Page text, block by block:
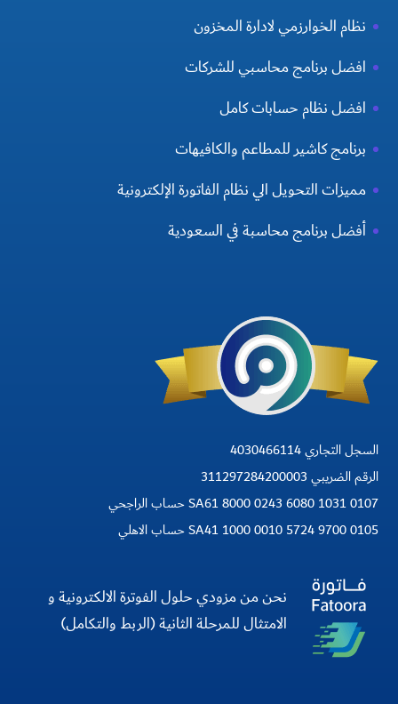
نظام الخوارزمي لادارة المخزون
افضل برنامج محاسبي للشركات
افضل نظام حسابات كامل
برنامج كاشير للمطاعم والكافيهات
مميزات التحويل الي نظام الفاتورة الإلكترونية
أفضل برنامج محاسبة في السعودية
السجل التجاري 4030466114
الرقم الضريبي 311297284200003
SA61 8000 0243 6080 1031 0107 حساب الراجحي
SA41 1000 0010 5724 9700 0105 حساب الاهلي
نحن من مزودي حلول الفوترة الالكترونية و
الامتثال للمرحلة الثانية (الربط والتكامل)